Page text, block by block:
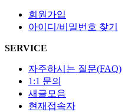
회원가입
아이디/비밀번호 찾기
SERVICE
자주하시는 질문(FAQ)
1:1 문의
새글모음
현재접속자